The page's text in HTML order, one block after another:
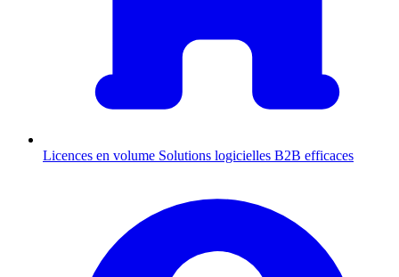
Licences en volume Solutions logicielles B2B efficaces